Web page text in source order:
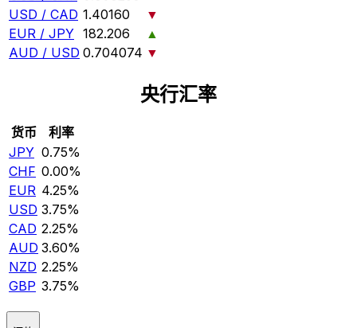
USD / CAD 1.40160
▼
EUR / JPY 182.206
▲
AUD / USD 0.704074 ▼
央行汇率
货币
利率
JPY 0.75%
CHF 0.00%
EUR 4.25%
USD 3.75%
CAD 2.25%
AUD 3.60%
NZD 2.25%
GBP 3.75%